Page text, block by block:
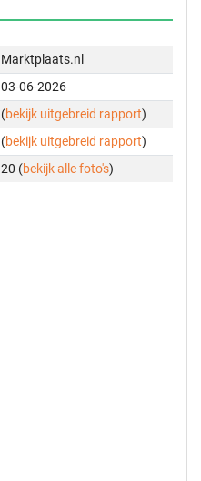
Marktplaats.nl
03-06-2026
(bekijk uitgebreid rapport)
(bekijk uitgebreid rapport)
20 (bekijk alle foto's)